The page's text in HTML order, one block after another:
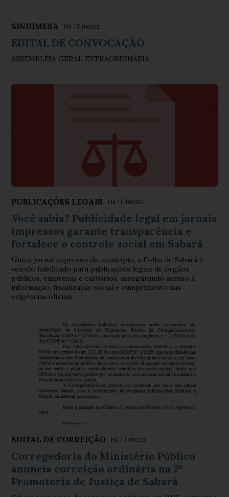
SINDIMESA Há 10 meses
EDITAL DE CONVOCAÇÃO
ASSEMBLÉIA GERAL EXTRAORDINÁRIA
PUBLICAÇÕES LEGAIS Há 10 meses
Você sabia? Publicidade legal em jornais
impressos garante transparência e
fortalece o controle social em Sabará
Único jornal impresso do município, a Folha de Sabará é
veículo habilitado para publicações legais de órgãos
públicos, empresas e cartórios, assegurando acesso à
informação, fiscalização social e cumprimento das
exigências oficiais.
EDITAL DE CORREIÇÃO Há 11 meses
Corregedoria do Ministério Público
anuncia correição ordinária na 2ª
Promotoria de Justiça de Sabará